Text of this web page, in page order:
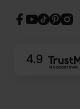
CSR
4.9
Na podstawie